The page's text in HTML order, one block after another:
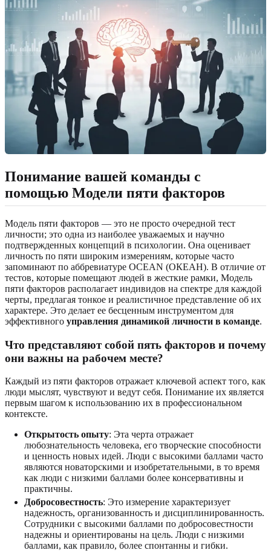
Понимание вашей команды с
помощью Модели пяти факторов
Модель пяти факторов — это не просто очередной тест
личности; это одна из наиболее уважаемых и научно
подтвержденных концепций в психологии. Она оценивает
личность по пяти широким измерениям, которые часто
запоминают по аббревиатуре OCEAN (ОКЕАН). В отличие от
тестов, которые помещают людей в жесткие рамки, Модель
пяти факторов располагает индивидов на спектре для каждой
черты, предлагая тонкое и реалистичное представление об их
характере. Это делает ее бесценным инструментом для
эффективного управления динамикой личности в команде.
Что представляют собой пять факторов и почему
они важны на рабочем месте?
Каждый из пяти факторов отражает ключевой аспект того, как
люди мыслят, чувствуют и ведут себя. Понимание их является
первым шагом к использованию их в профессиональном
контексте.
Открытость опыту: Эта черта отражает
любознательность человека, его творческие способности
и ценность новых идей. Люди с высокими баллами часто
являются новаторскими и изобретательными, в то время
как люди с низкими баллами более консервативны и
практичны.
Добросовестность: Это измерение характеризует
надежность, организованность и дисциплинированность.
Сотрудники с высокими баллами по добросовестности
надежны и ориентированы на цель. Люди с низкими
баллами, как правило, более спонтанны и гибки.